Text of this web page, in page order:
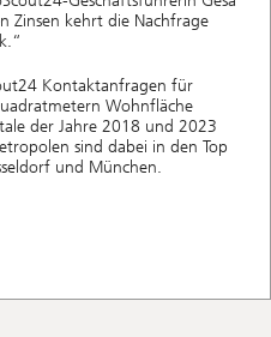
Zinsen kehrt die Nachfrage
Kontaktanfragen für
Wohnfläche
der Jahre 2018 und 2023
sind dabei in den Top
und München.